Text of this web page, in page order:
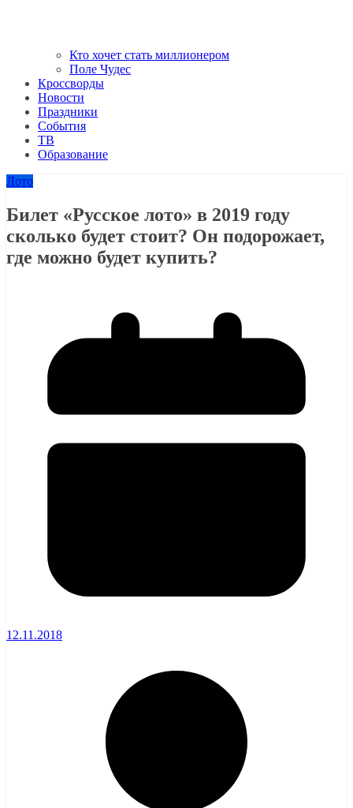
Кто хочет стать миллионером
Поле Чудес
Кроссворды
Новости
Праздники
События
ТВ
Образование
Лото
Билет «Русское лото» в 2019 году
сколько будет стоит? Он подорожает,
где можно будет купить?
12.11.2018